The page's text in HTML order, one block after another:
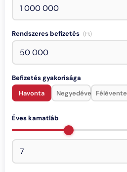
Rendszeres befizetés (Ft)
Befizetés gyakorisága
Havonta
NegyedéventeFélévente
Éves kamatláb